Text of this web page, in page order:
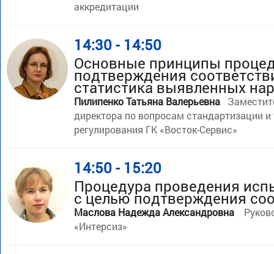
аккредитации
14:30 - 14:50
Основные принципы
подтверждения
статистика выявленных
Пилипенко Татьяна Валерьевна
директора по вопросам стандартизации и
регулирования ГК «Восток-Сервис»
14:50 - 15:20
Процедура проведения
с целью подтверждения
Маслова Надежда Александровна
«Интерсиз»